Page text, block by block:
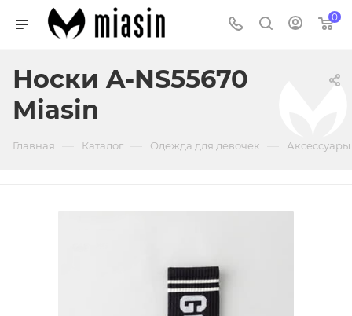
0
Носки A-NS55670
Miasin
Главная Каталог Одежда для девочек